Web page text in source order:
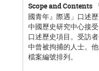
Scope and Contents
國青年』際遇」口述
中國歷史研究中心接
口述歷史項目。受訪
中曾被拘捕的人士。
檔案編號排列。